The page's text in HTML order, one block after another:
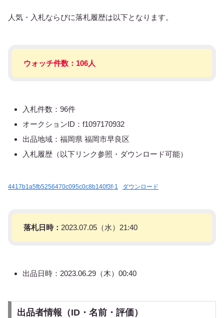
人気・入札ならびに落札履歴は以下となります。
ウォッチ件数：106人
入札件数：96件
オークションID：f1097170932
出品地域：福岡県 福岡市早良区
入札履歴（以下リンク参照・ダウンロード可能）
4417b1a5fb5256470c095c0c8b140f3f-1 ダウンロード
落札日時： 2023.07.05（水）21:40
出品日時：2023.06.29（木）00:40
出品者情報（ID・名前・評価）